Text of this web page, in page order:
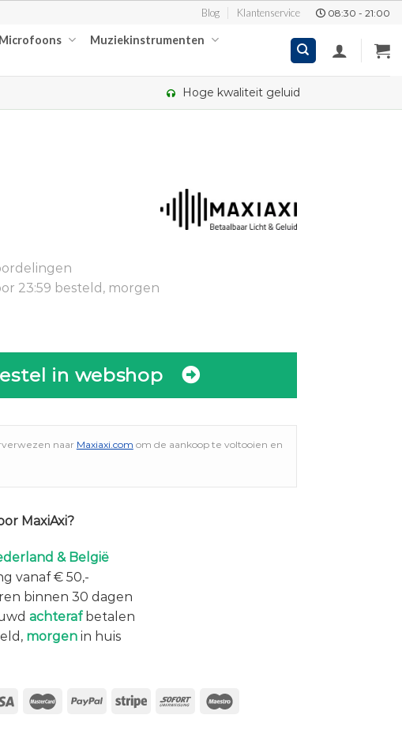
Blog Klantenservice 08:30 - 21:00
Microfoons Muziekinstrumenten
Hoge kwaliteit geluid
23:59 besteld, morgen
in webshop
naar Maxiaxi.com om de aankoop te voltooien en
MaxiAxi?
& België
vanaf € 50,-
binnen 30 dagen
achterafbetalen
morgenin huis